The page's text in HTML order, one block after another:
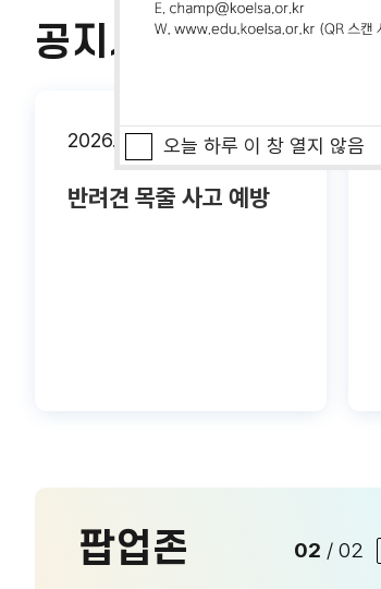
오늘 하루 이 창 열지 않음
공지사항
2026.05.07
반려견 목줄 사고 예방
팝업존 02 / 02